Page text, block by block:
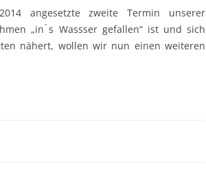
angesetzte zweite Termin unserer
„in ́s Wassser gefallen“ ist und sich
nähert, wollen wir nun einen weiteren